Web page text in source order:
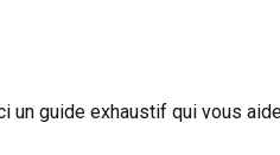
guide exhaustif qui vous